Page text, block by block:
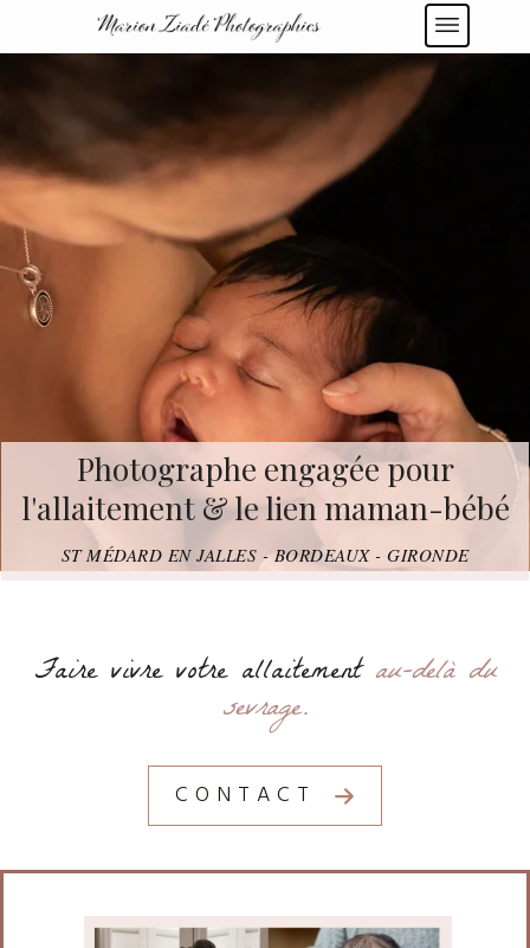
Photographe engagée pour
l'allaitement& le lien maman-bébé
ST MÉDARD EN JALLES - BORDEAUX - GIRONDE
Faire vivre votre allaitement au-delà du
sevrage.
CONTACT